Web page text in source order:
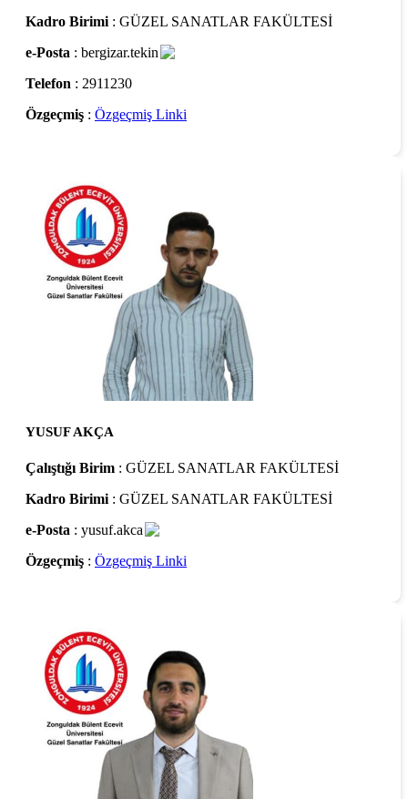
Kadro Birimi : GÜZEL SANATLAR FAKÜLTESİ
e-Posta : bergizar.tekin
Telefon : 2911230
Özgeçmiş : Özgeçmiş Linki
YUSUF AKÇA
Çalıştığı Birim : GÜZEL SANATLAR FAKÜLTESİ
Kadro Birimi : GÜZEL SANATLAR FAKÜLTESİ
e-Posta : yusuf.akca
Özgeçmiş : Özgeçmiş Linki